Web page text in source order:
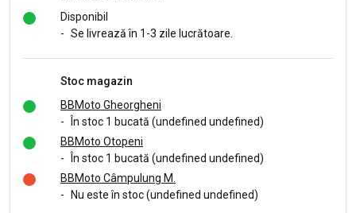
Disponibil
- Se livrează în 1-3 zile lucrătoare.
Stoc magazin
BBMoto Gheorgheni
-
În stoc 1 bucată (undefined undefined)
BBMoto Otopeni
-
În stoc 1 bucată (undefined undefined)
BBMoto Câmpulung M.
-
Nu este în stoc (undefined undefined)